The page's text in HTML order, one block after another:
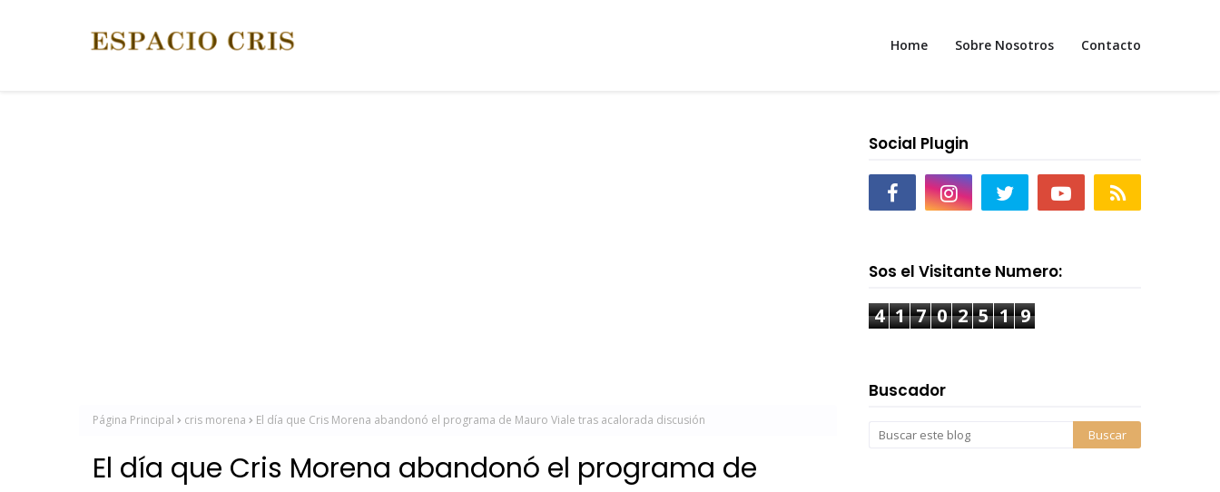
Home Sobre Nosotros Contacto
Página Principal cris morena El día que Cris Morena abandonó el programa de Mauro Viale tras acalorada discusión
El día que Cris Morena abandonó el programa de
Social Plugin
Sos el Visitante Numero:
4 1 7 0 2 5 1 9
Buscador